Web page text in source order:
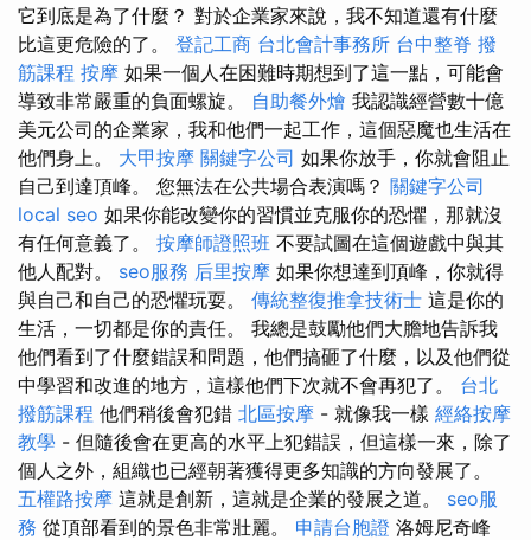
它到底是為了什麼？ 對於企業家來說，我不知道還有什麼
比這更危險的了。 登記工商 台北會計事務所 台中整脊 撥
筋課程 按摩 如果一個人在困難時期想到了這一點，可能會
導致非常嚴重的負面螺旋。 自助餐外燴 我認識經營數十億
美元公司的企業家，我和他們一起工作，這個惡魔也生活在
他們身上。 大甲按摩 關鍵字公司 如果你放手，你就會阻止
自己到達頂峰。 您無法在公共場合表演嗎？ 關鍵字公司
local seo 如果你能改變你的習慣並克服你的恐懼，那就沒
有任何意義了。 按摩師證照班 不要試圖在這個遊戲中與其
他人配對。 seo服務 后里按摩 如果你想達到頂峰，你就得
與自己和自己的恐懼玩耍。 傳統整復推拿技術士 這是你的
生活，一切都是你的責任。 我總是鼓勵他們大膽地告訴我
他們看到了什麼錯誤和問題，他們搞砸了什麼，以及他們從
中學習和改進的地方，這樣他們下次就不會再犯了。 台北
撥筋課程 他們稍後會犯錯 北區按摩 - 就像我一樣 經絡按摩
教學 - 但隨後會在更高的水平上犯錯誤，但這樣一來，除了
個人之外，組織也已經朝著獲得更多知識的方向發展了。
五權路按摩 這就是創新，這就是企業的發展之道。 seo服
務 從頂部看到的景色非常壯麗。 申請台胞證 洛姆尼奇峰